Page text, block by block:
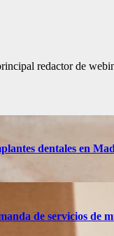
redactor de
dentales en
de servicios de